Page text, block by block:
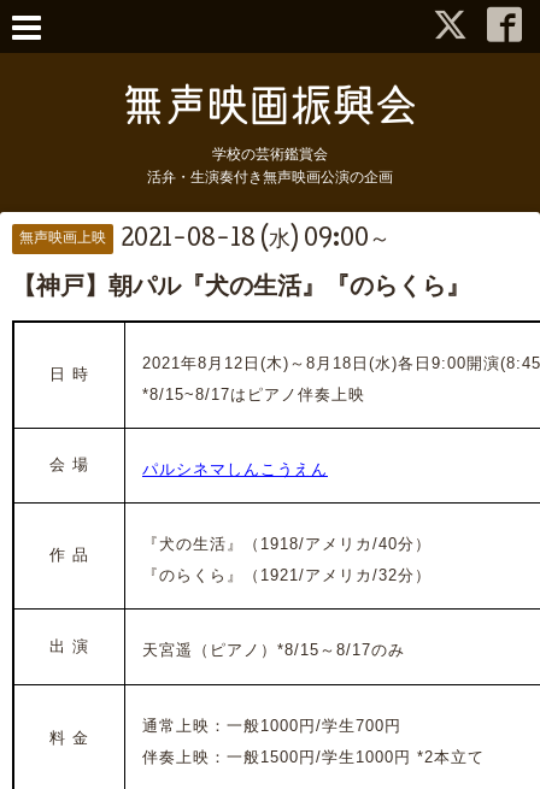
学校の芸術鑑賞会
活弁・生演奏付き無声映画公演の企画
無声映画上映 2021-08-18 (水) 09:00～
【神戸】朝パル『犬の生活』『のらくら』
日 時
2021年8月12日(木)～8月18日(水)各日9:00開演
*8/15~8/17はピアノ伴奏上映
会 場 パルシネマしんこうえん
作 品
『犬の生活』（1918/アメリカ/40分）
『のらくら』（1921/アメリカ/32分）
出 演 天宮遥（ピアノ）*8/15～8/17のみ
料 金
通常上映：一般1000円/学生700円
伴奏上映： 一般1500円/学生1000円 *2本立て